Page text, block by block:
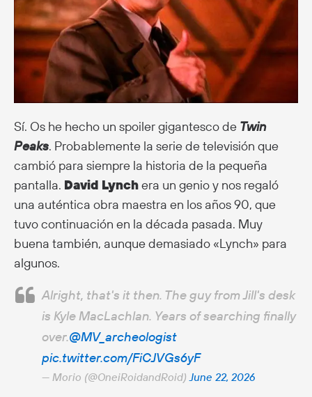
Sí. Os he hecho un spoiler gigantesco de Twin
Peaks. Probablemente la serie de televisión que
cambió para siempre la historia de la pequeña
pantalla. David Lynchera un genio y nos regaló
una auténtica obra maestra en los años 90, que
tuvo continuación en la década pasada. Muy
buena también, aunque demasiado «Lynch» para
algunos.
Alright, that's it then. The guy from Jill's desk
is Kyle MacLachlan. Years of searching finally
over.@MV_archeologist
pic.twitter.com/FiCJVGs6yF
— Morio (@OneiRoidandRoid)June 22, 2026